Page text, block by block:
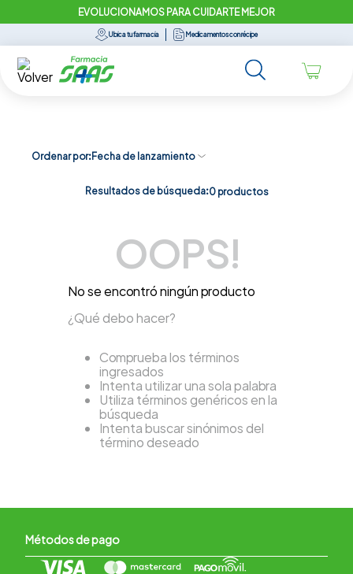
EVOLUCIONAMOS PARA CUIDARTE MEJOR
Ubica tu farmacia Medicamentos con récipe
Ordenar por Fecha de lanzamiento
Resultados de búsqueda:0 productos
OOPS!
No se encontró ningún producto
¿Qué debo hacer?
Comprueba los términos
ingresados
Intenta utilizar una sola palabra
Utiliza términos genéricos en la
búsqueda
Intenta buscar sinónimos del
término deseado
Métodos de pago